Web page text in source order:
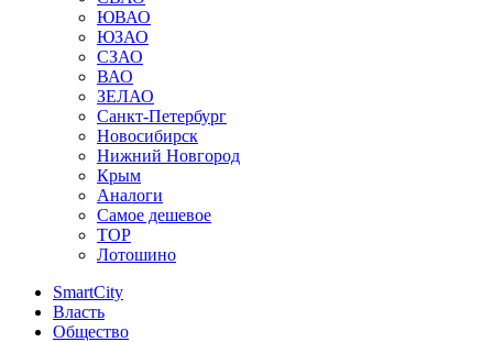
ЮВАО
ЮЗАО
СЗАО
ВАО
ЗЕЛАО
Санкт-Петербург
Новосибирск
Нижний Новгород
Крым
Аналоги
Самое дешевое
TOP
Лотошино
SmartCity
Власть
Общество